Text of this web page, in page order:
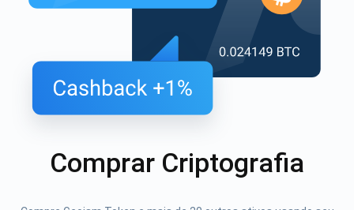
Comprar Criptografia